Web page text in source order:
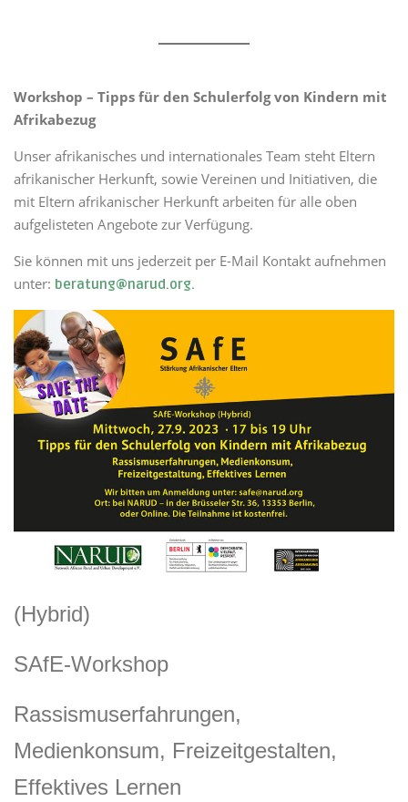
Workshop – Tipps für den Schulerfolg von Kindern mit
Afrikabezug
Unser afrikanisches und internationales Team steht Eltern
afrikanischer Herkunft, sowie Vereinen und Initiativen, die
mit Eltern afrikanischer Herkunft arbeiten für alle oben
aufgelisteten Angebote zur Verfügung.
Sie können mit uns jederzeit per E-Mail Kontakt aufnehmen
unter: beratung@narud.org.
(Hybrid)
SAfE-Workshop
Rassismuserfahrungen,
Medienkonsum, Freizeitgestalten,
Effektives Lernen